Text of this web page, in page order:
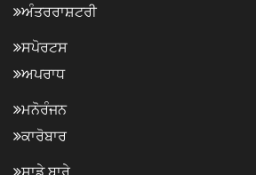
ਅੰਤਰਰਾਸ਼ਟਰੀ
ਸਪੋਰਟਸ
ਅਪਰਾਧ
ਮਨੋਰੰਜਨ
ਕਾਰੋਬਾਰ